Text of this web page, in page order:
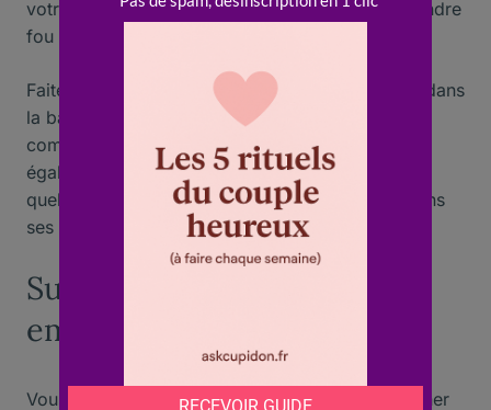
votre partenaire en le lavant, vous pourriez le rendre
fou ou folle, cela intensifiera votre relation.
Faites face à votre partenaire lorsque vous êtes dans
la baignoire et caressez ses pieds, massez-le en
commençant par la plante des pieds et massez
également sa cheville en faisant tourner son pied
quelques fois pour aider à relâcher la tension dans
ses pieds. jambes.
Surprenez-la au travail et
emmenez-la déjeuner
Vous pouvez utiliser plusieurs façons de l’emmener